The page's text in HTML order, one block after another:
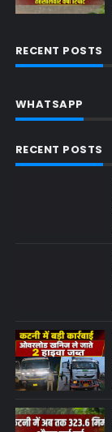
RECENT POSTS
WHATSAPP
RECENT POSTS